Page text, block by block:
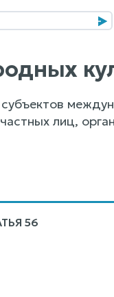
лиц,
56